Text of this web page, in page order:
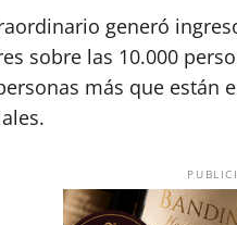
generó
sobre las 10.000
más que